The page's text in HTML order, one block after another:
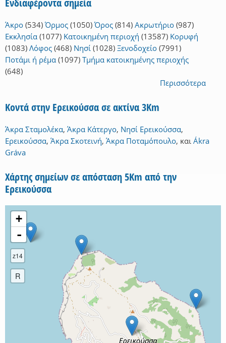
Ενδιαφέροντα σημεία
Άκρο (534) Όρμος (1050) Όρος (814) Ακρωτήριο (987)
Εκκλησία (1077) Κατοικημένη περιοχή (13587) Κορυφή
(1083) Λόφος (468) Νησί (1028) Ξενοδοχείο (7991)
Ποτάμι ή ρέμα (1097) Τμήμα κατοικημένης περιοχής
(648)
Περισσότερα
Κοντά στην Ερεικούσσα σε ακτίνα 3Km
Άκρα Σταμολέκα, Άκρα Κάτεργο, Νησί Ερεικούσσα,
Ερεικούσσα, Άκρα Σκοτεινή, Άκρα Ποταμόπουλο, και Ákra
Gráva
Χάρτης σημείων σε απόσταση 5Km από την
Ερεικούσσα
+
-
z14
R